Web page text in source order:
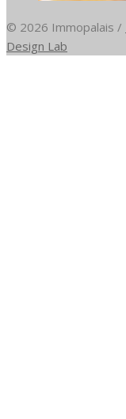
© 2026 Immopalais /
Design Lab